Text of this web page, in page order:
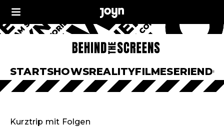
STARTSHOWSREALITYFILMESERIEN
Kurztrip mit Folgen